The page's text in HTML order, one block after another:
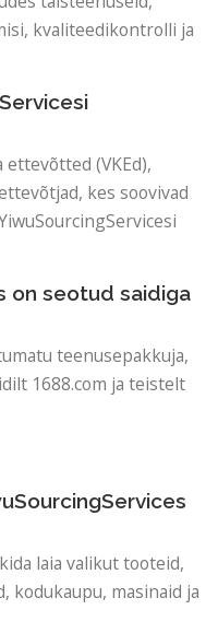
kvaliteedikontrolli ja
(VKEd),
kes soovivad
on seotud saidiga
teenusepakkuja,
1688.com ja teistelt
laia valikut tooteid,
kodukaupu, masinaid ja